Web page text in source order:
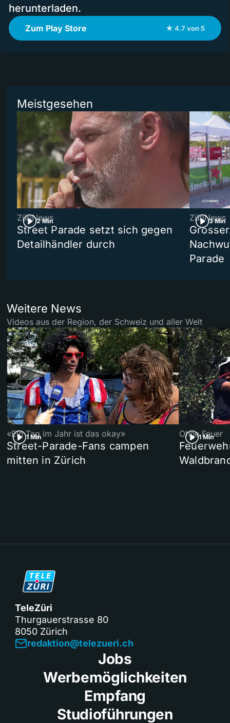
herunterladen.
Zum Play Store ★ 4.7 von 5
Meistgesehen
2 Min
ZüriNews
Street Parade setzt sich gegen
Detailhändler durch
3 Min
ZüriNews
Parade
Weitere News
Videos aus der Region, der Schweiz und aller Welt
1 Min
«Ein Tag im Jahr ist das okay»
Street-Parade-Fans campen
mitten in Zürich
1 Min
Ohne Feuer
TeleZüri
Thurgauerstrasse 80
8050 Zürich
redaktion@telezueri.ch
Jobs
Werbemöglichkeiten
Empfang
Studioführungen